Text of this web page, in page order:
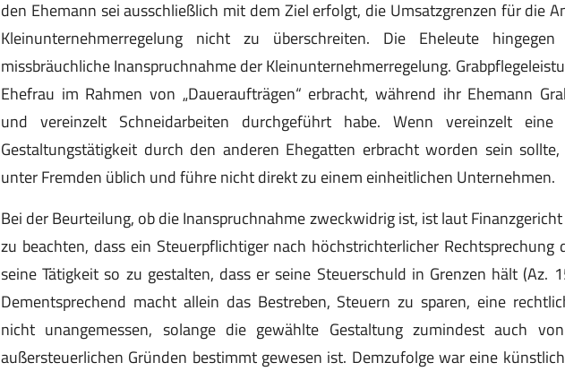
den Ehemann sei ausschließlich mit dem Ziel erfolgt, die Umsatzgrenzen für die
Kleinunternehmerregelung nicht zu überschreiten. Die Eheleute
missbräuchliche Inanspruchnahme der Kleinunternehmerregelung.
Ehefrau im Rahmen von „Daueraufträgen“ erbracht, während ihr Ehemann
und vereinzelt Schneidarbeiten durchgeführt habe. Wenn vereinzelt
Gestaltungstätigkeit durch den anderen Ehegatten erbracht worden sein
unter Fremden üblich und führe nicht direkt zu einem einheitlichen Unternehmen.
Bei der Beurteilung, ob die Inanspruchnahme zweckwidrig ist, ist laut
zu beachten, dass ein Steuerpflichtiger nach höchstrichterlicher Rechtsprechung
seine Tätigkeit so zu gestalten, dass er seine Steuerschuld in Grenzen hält (Az.
Dementsprechend macht allein das Bestreben, Steuern zu sparen, eine
nicht unangemessen, solange die gewählte Gestaltung zumindest auch
außersteuerlichen Gründen bestimmt gewesen ist. Demzufolge war eine